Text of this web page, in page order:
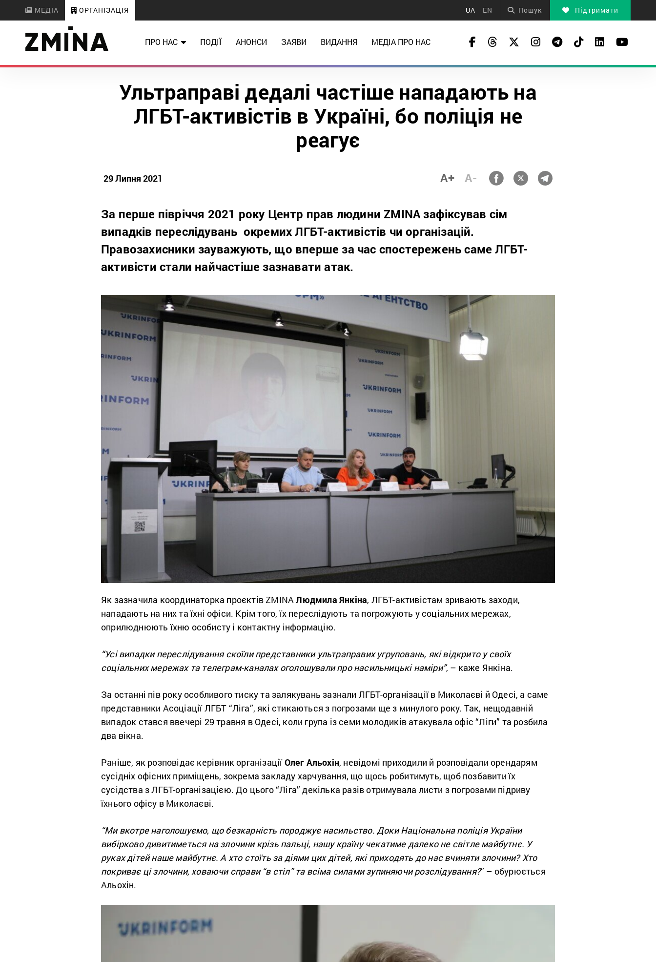
МЕДІА ОРГАНІЗАЦІЯ UA EN Пошук Підтримати
ПРО НАС ПОДІЇ АНОНСИ ЗАЯВИ ВИДАННЯ МЕДІА ПРО НАС
Ультраправі дедалі частіше нападають на
ЛГБТ-активістів в Україні, бо поліція не
реагує
29 Липня 2021 A+ A-
За перше півріччя 2021 року Центр прав людини ZMINA зафіксував сім
випадків переслідувань окремих ЛГБТ-активістів чи організацій.
Правозахисники зауважують, що вперше за час спостережень саме ЛГБТ-
активісти стали найчастіше зазнавати атак.
Як зазначила координаторка проєктів ZMINAЛюдмила Янкіна, ЛГБТ-активістам зривають заходи,
нападають на них та їхні офіси. Крім того, їх переслідують та погрожують у соціальних мережах,
оприлюднюють їхню особисту і контактну інформацію.
“Усі випадки переслідування скоїли представники ультраправих угруповань, які відкрито у своїх
соціальних мережах та телеграм-каналах оголошували про насильницькі наміри”, – каже Янкіна.
За останні пів року особливого тиску та залякувань зазнали ЛГБТ-організації в Миколаєві й Одесі, а саме
представники Асоціації ЛГБТ “Ліга”, які стикаються з погрозами ще з минулого року. Так, нещодавній
випадок стався ввечері 29 травня в Одесі, коли група із семи молодиків атакувала офіс “Ліги” та розбила
два вікна.
Раніше, як розповідає керівник організаціїОлег Альохін, невідомі приходили й розповідали орендарям
сусідніх офісних приміщень, зокрема закладу харчування, що щось робитимуть, щоб позбавити їх
сусідства з ЛГБТ-організацією. До цього “Ліга” декілька разів отримувала листи з погрозами підриву
їхнього офісу в Миколаєві.
“Ми вкотре наголошуємо, що безкарність породжує насильство. Доки Національна поліція України
вибірково дивитиметься на злочини крізь пальці, нашу країну чекатиме далеко не світле майбутнє. У
руках дітей наше майбутнє. А хто стоїть за діями цих дітей, які приходять до нас вчиняти злочини? Хто
покриває ці злочини, ховаючи справи “в стіл” та всіма силами зупиняючи розслідування?” – обурюється
Альохін.